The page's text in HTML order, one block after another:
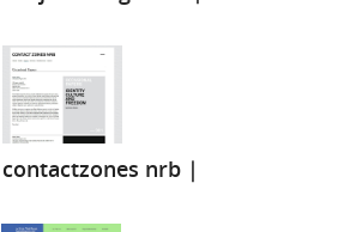
contactzones nrb |